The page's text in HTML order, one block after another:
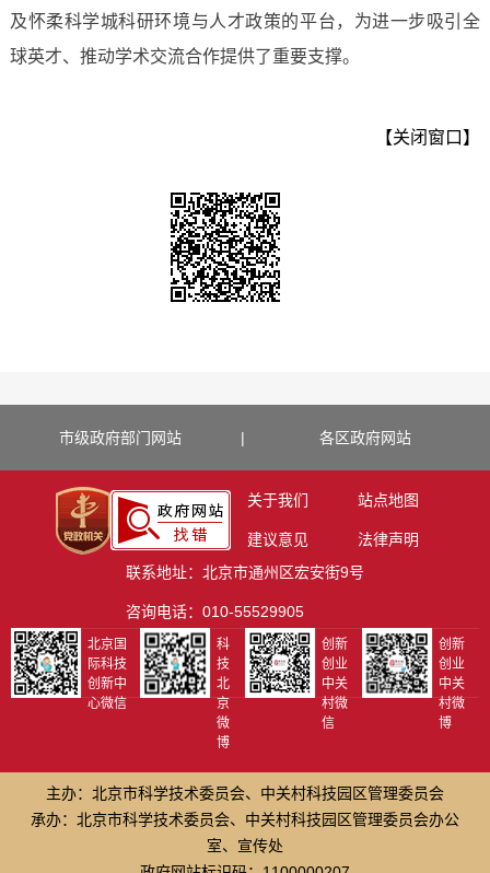
及怀柔科学城科研环境与人才政策的平台，为进一步吸引全
球英才、推动学术交流合作提供了重要支撑。
【关闭窗口】
市级政府部门网站 | 各区政府网站
关于我们 站点地图
建议意见
法律声明
联系地址：北京市通州区宏安街9号
咨询电话：010-55529905
北京国
际科技
创新中
心微信
科
技
北
京
微
博
创新
创业
中关
村微
信
创新
创业
中关
村微
博
主办：北京市科学技术委员会、中关村科技园区管理委员会
承办：北京市科学技术委员会、中关村科技园区管理委员会办公
室、宣传处